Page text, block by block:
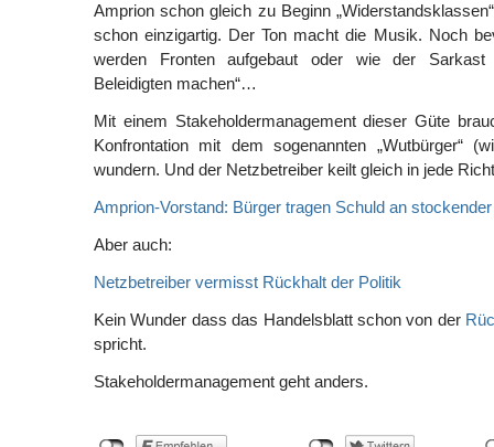
Amprion schon gleich zu Beginn
schon einzigartig. Der Ton macht die Musik. Noch
werden Fronten aufgebaut oder wie der Sarkast
Beleidigten machen“…
Mit einem Stakeholdermanagement dieser Güte
Konfrontation mit dem sogenannten „Wutbürger“
wundern. Und der Netzbetreiber keilt gleich in jede
Amprion-Vorstand: Bürger tragen Schuld an
Aber auch:
Netzbetreiber vermisst Rückhalt der Politik
Kein Wunder dass das Handelsblatt schon von der
spricht.
Stakeholdermanagement geht anders.